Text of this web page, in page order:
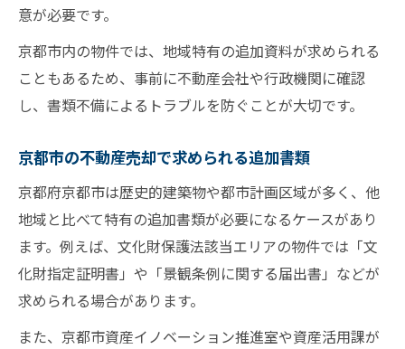
意が必要です。
京都市内の物件では、地域特有の追加資料が求められる
こともあるため、事前に不動産会社や行政機関に確認
し、書類不備によるトラブルを防ぐことが大切です。
京都市の不動産売却で求められる追加書類
京都府京都市は歴史的建築物や都市計画区域が多く、他
地域と比べて特有の追加書類が必要になるケースがあり
ます。例えば、文化財保護法該当エリアの物件では「文
化財指定証明書」や「景観条例に関する届出書」などが
求められる場合があります。
また、京都市資産イノベーション推進室や資産活用課が